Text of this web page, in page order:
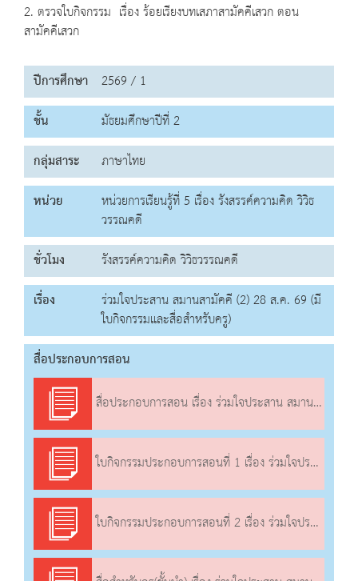
2. ตรวจใบกิจกรรม เรื่อง ร้อยเรียงบทเสภาสามัคคีเสวก ตอน
สามัคคีเสวก
ปีการศึกษา 2569 / 1
ชั้น
มัธยมศึกษาปีที่ 2
กลุ่มสาระ
ภาษาไทย
หน่วย
หน่วยการเรียนรู้ที่ 5 เรื่อง รังสรรค์ความคิด วิวิธ
วรรณคดี
ชั่วโมง
รังสรรค์ความคิด วิวิธวรรณคดี
เรื่อง
ร่วมใจประสาน สมานสามัคคี (2) 28 ส.ค. 69 (มี
ใบกิจกรรมและสื่อสำหรับครู)
สื่อประกอบการสอน
สื่อประกอบการสอน เรื่อง ร่วมใจประสาน สมานสามัคคี (2)
ใบกิจกรรมประกอบการสอนที่ 1 เรื่อง ร่วมใจประสาน สมานสามัคคี (2)
ใบกิจกรรมประกอบการสอนที่ 2 เรื่อง ร่วมใจประสาน สมานสามัคคี (2)